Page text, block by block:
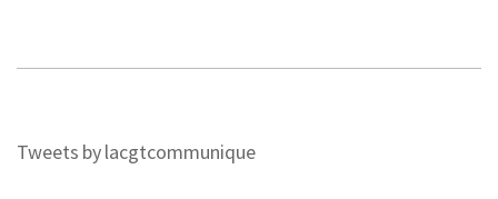
Tweets by lacgtcommunique